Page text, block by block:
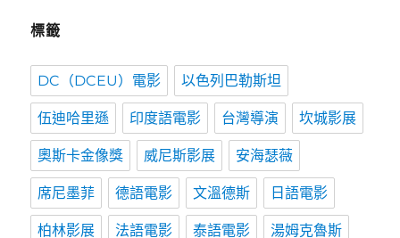
標籤
DC（DCEU）電影 以色列巴勒斯坦
伍迪哈里遜 印度語電影 台灣導演 坎城影展
奧斯卡金像獎 威尼斯影展 安海瑟薇
席尼墨菲 德語電影 文溫德斯 日語電影
柏林影展 法語電影 泰語電影 湯姆克魯斯